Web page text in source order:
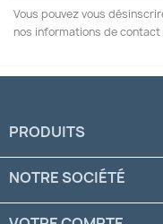
Vous pouvez vous
nos informations de
PRODUITS
NOTRE SOCIÉTÉ